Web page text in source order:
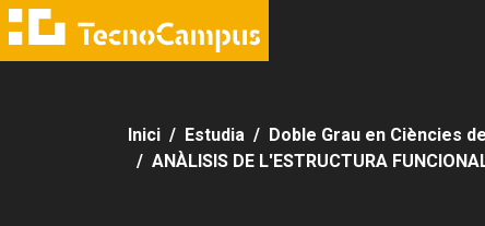
Inici Estudia
Doble Grau en Ciències
ANÀLISIS DE L'ESTRUCTURA